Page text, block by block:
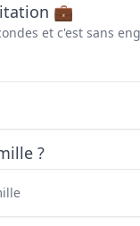
💼
et c'est sans
?